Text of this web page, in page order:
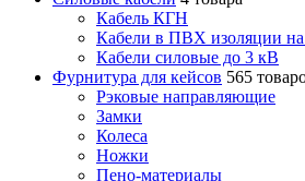
Кабель КГН
Кабели в ПВХ изоляции
Кабели силовые до 3 кВ
Фурнитура для кейсов 565
Рэковые направляющие
Замки
Колеса
Ножки
Пено-материалы